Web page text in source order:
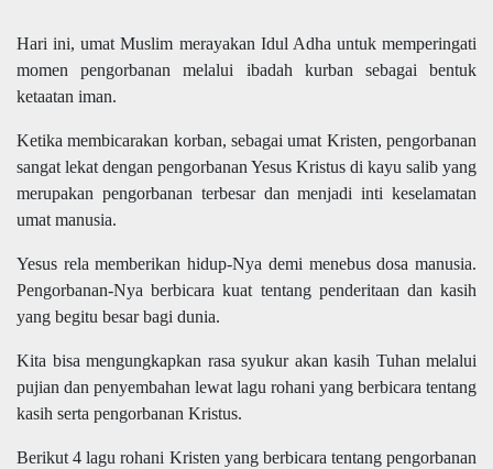
Hari ini, umat Muslim merayakan Idul Adha untuk memperingati
momen pengorbanan melalui ibadah kurban sebagai bentuk
ketaatan iman.
Ketika membicarakan korban, sebagai umat Kristen, pengorbanan
sangat lekat dengan pengorbanan Yesus Kristus di kayu salib yang
merupakan pengorbanan terbesar dan menjadi inti keselamatan
umat manusia.
Yesus rela memberikan hidup-Nya demi menebus dosa manusia.
Pengorbanan-Nya berbicara kuat tentang penderitaan dan kasih
yang begitu besar bagi dunia.
Kita bisa mengungkapkan rasa syukur akan kasih Tuhan melalui
pujian dan penyembahan lewat lagu rohani yang berbicara tentang
kasih serta pengorbanan Kristus.
Berikut 4 lagu rohani Kristen yang berbicara tentang pengorbanan